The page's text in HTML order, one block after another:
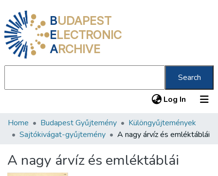
BUDAPEST
ELECTRONIC
ARCHIVE
Search
Log In (current)
Communities & Collections
Statistics
Home Budapest Gyűjtemény
Különgyűjtemények
Sajtókivágat-gyűjtemény
A nagy árvíz és emléktáblái
A nagy árvíz és emléktáblái